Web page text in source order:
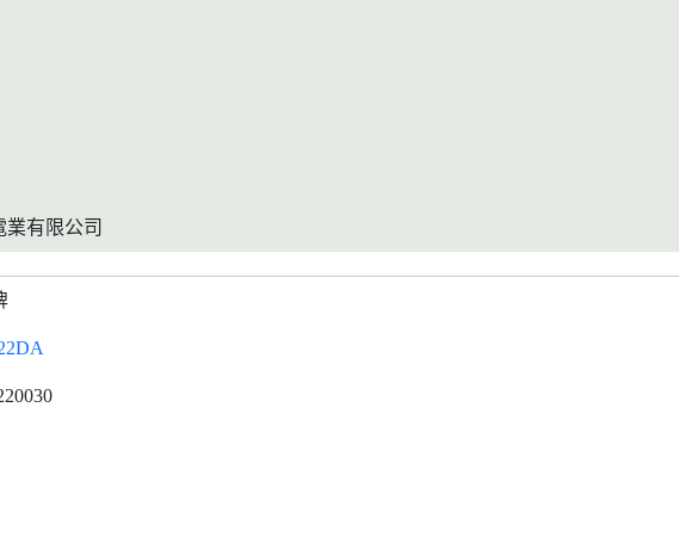
業有限公司